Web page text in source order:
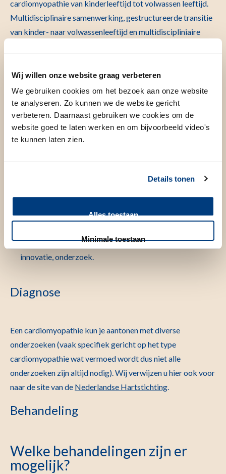
Wij willen onze website graag verbeteren
We gebruiken cookies om het bezoek aan onze website
te analyseren. Zo kunnen we de website gericht
verbeteren. Daarnaast gebruiken we cookies om de
website goed te laten werken en om bijvoorbeeld video's
te kunnen laten zien.
Details tonen
Alles toestaan
Minimale toestaan
cardiomyopathie van kinderleeftijd tot volwassen leeftijd.
Multidisciplinaire samenwerking, gestructureerde transitie
van kinder- naar volwassenleeftijd en multidiscipliniaire
Het LUMC is erkend als expertise centrum
In het LUMC hebben wij:
Focus op vroege erkenning en afweging van risico’s op
erfelijkheidsevaluatie en familiepoli’s, gezamenlijk met
afdeling kindergeneeskunde en klinische genetica.
cardiomyopatie
Voortrekkersrol (inter)nationaal en in klinische zorg,
innovatie, onderzoek.
Diagnose
Een cardiomyopathie kun je aantonen met diverse
onderzoeken (vaak specifiek gericht op het type
cardiomyopathie wat vermoed wordt dus niet alle
onderzoeken zijn altijd nodig). Wij verwijzen u hier ook voor
naar de site van de Nederlandse Hartstichting.
Behandeling
Welke behandelingen zijn er
mogelijk?